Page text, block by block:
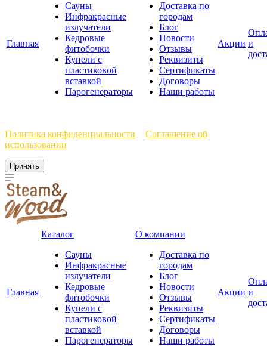
Главная
Сауны
Инфракрасные
излучатели
Кедровые
фитобочки
Купели с
пластиковой
вставкой
Парогенераторы
Доставка по
городам
Блог
Новости
Отзывы
Реквизиты
Сертификаты
Договоры
Наши работы
Акции и
Политика конфиденциальности
Соглашение об
использовании
Принять
Главная
Каталог
Сауны
Инфракрасные
излучатели
Кедровые
фитобочки
Купели с
пластиковой
вставкой
Парогенераторы
О компании
Доставка по
городам
Блог
Новости
Отзывы
Реквизиты
Сертификаты
Договоры
Наши работы
Акции и